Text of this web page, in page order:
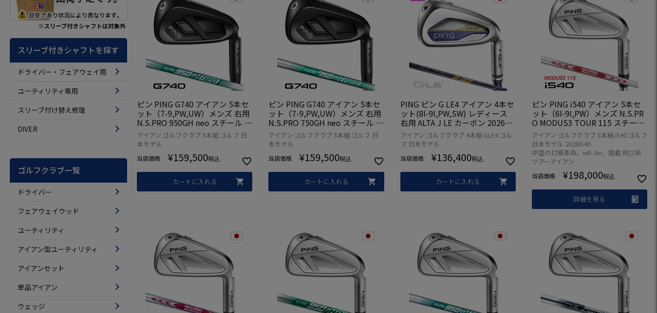
※スリーブ付きシャフトは対象外
スリーブ付きシャフトを探す
ドライバー・フェアウェイ用
ユーティリティ専用
スリーブ付け替え修理
DIVER
ゴルフクラブ一覧
ドライバー
フェアウェイウッド
ユーティリティ
アイアン型ユーティリティ
アイアンセット
単品アイアン
ウェッジ
ピン PING G740 アイアン 5本セ
ット（7-9,PW,UW）メンズ 右用
N.S.PRO 950GH neo スチール 2
026年モデル 日本正規品 日本モ
デル ゴルフ ゴルフクラブ 右利き
アイアン ゴルフクラブ 5本組 ゴルフ 日
本モデル
当店価格 ¥159,500税込
カートに入れる
ピン PING G740 アイアン 5本セ
ット（7-9,PW,UW）メンズ 右用
N.S.PRO 750GH neo スチール 2
026年モデル 日本正規品 日本モ
デル ゴルフ ゴルフクラブ 右利き
アイアン ゴルフクラブ 5本組 ゴルフ 日
本モデル
当店価格 ¥159,500税込
カートに入れる
PING ピン G LE4 アイアン 4本セ
ット(8I-9I,PW,SW) レディース
右用 ALTA J LE カーボン 2026年
モデル 日本正規品 日本モデル ゴ
ルフ ゴルフクラブ 右打ち 右利き
アイアン ゴルフクラブ 4本組 GLE4 ゴル
フ 日本モデル
当店価格 ¥136,400税込
カートに入れる
ピン PING i540 アイアン 5本セ
ット（6I-9I,PW）メンズ N.S.PR
O MODUS3 TOUR 115 スチール
2026年モデル 日本正規品 日本モ
デル ゴルフ ゴルフクラブ 右用
右打ち 右利き
アイアン ゴルフクラブ 5本組 i540 ゴルフ
日本モデル 2026i540
中空の打感革命。inR-Air、搭載 飛び系
ツアーアイアン
当店価格 ¥198,000税込
詳細を見る